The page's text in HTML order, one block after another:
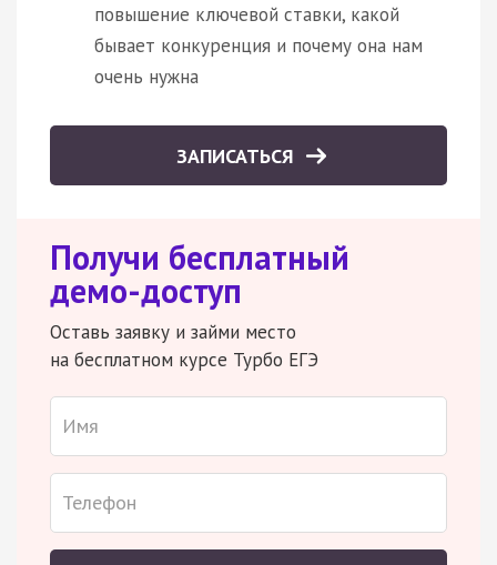
повышение ключевой ставки, какой
бывает конкуренция и почему она нам
очень нужна
ЗАПИСАТЬСЯ
Получи бесплатный
демо-доступ
Оставь заявку и займи место
на бесплатном курсе Турбо ЕГЭ